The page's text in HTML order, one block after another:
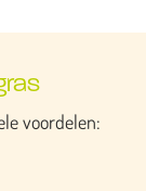
voordelen: